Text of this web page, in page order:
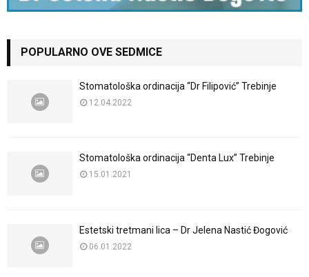
POPULARNO OVE SEDMICE
Stomatološka ordinacija “Dr Filipović” Trebinje
12.04.2022
Stomatološka ordinacija “Denta Lux” Trebinje
15.01.2021
Estetski tretmani lica – Dr Jelena Nastić Đogović
06.01.2022